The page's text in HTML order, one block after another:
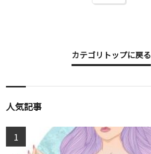
カテゴリトップに戻る
人気記事
1